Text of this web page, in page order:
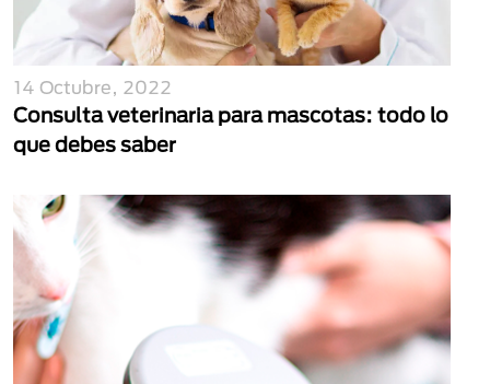
14 Octubre, 2022
Consulta veterinaria para mascotas: todo lo
que debes saber